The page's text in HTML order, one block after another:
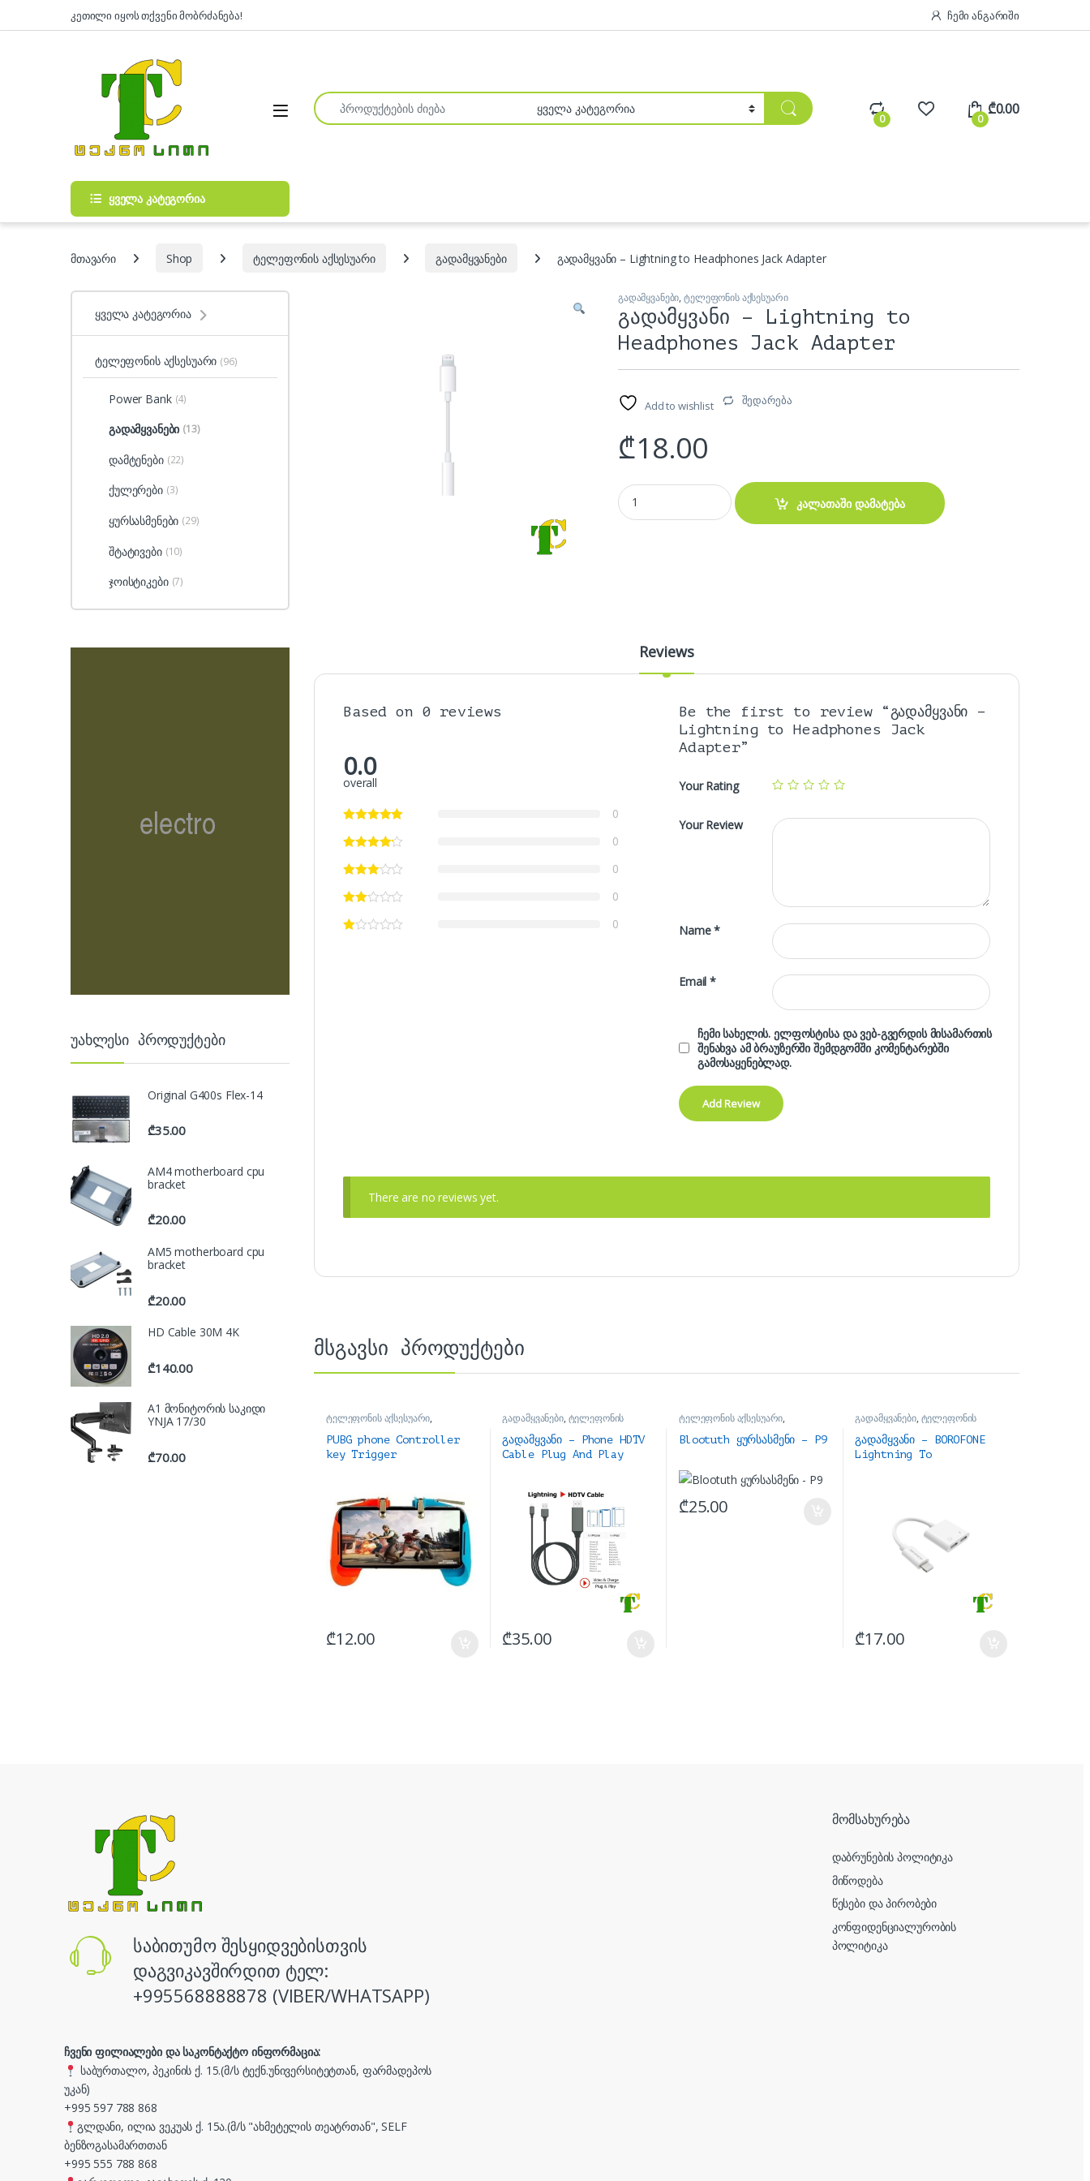
კეთილი იყოს თქვენი მობრძანება! ჩემი ანგარიში
Open
Search for:
0 0
₾0.00
ყველა კატეგორია
მთავარი Shop ტელეფონის აქსესუარი გადამყვანები გადამყვანი – Lightning to Headphones Jack Adapter
გადამყვანები,ტელეფონის აქსესუარი
გადამყვანი – Lightning to
Headphones Jack Adapter
Add to wishlist შედარება
₾18.00
გადამყვანი - Lightning to Headphones Jack Adapter quantity
კალათაში დამატება
Reviews
Based on 0 reviews
0.0
overall
0
0
0
0
0
Be the first to review “გადამყვანი –
Lightning to Headphones Jack
Adapter”
Your Rating
Your Review
Name*
Email*
ჩემი სახელის. ელფოსტისა და ვებ-გვერდის მისამართის
შენახვა ამ ბრაუზერში შემდგომში კომენტარებში
გამოსაყენებლად.
There are no reviews yet.
მსგავსი პროდუქტები
ტელეფონის აქსესუარი,
ჯოისტიკები
PUBG phone Controller
key Trigger
₾12.00
გადამყვანები, ტელეფონის
აქსესუარი
გადამყვანი – Phone HDTV
Cable Plug And Play
₾35.00
ტელეფონის აქსესუარი,
ყურსასმენები
Blootuth ყურსასმენი – P9
₾25.00
გადამყვანები, ტელეფონის
აქსესუარი
გადამყვანი – BOROFONE
Lightning To
₾17.00
ყველა კატეგორია
ტელეფონის აქსესუარი (96)
Power Bank (4)
გადამყვანები (13)
დამტენები (22)
ქულერები (3)
ყურსასმენები (29)
შტატივები (10)
ჯოისტიკები (7)
უახლესი პროდუქტები
Original G400s Flex-14
₾35.00
AM4 motherboard cpu
bracket
₾20.00
AM5 motherboard cpu
bracket
₾20.00
HD Cable 30M 4K
₾140.00
A1 მონიტორის საკიდი
YNJA 17/30
₾70.00
საბითუმო შესყიდვებისთვის
დაგვიკავშირდით ტელ:
+995568888878 (VIBER/WHATSAPP)
ჩვენი ფილიალები და საკონტაქტო ინფორმაცია:
საბურთალო, პეკინის ქ. 15.(მ/ს ტექნ.უნივერსიტეტთან, ფარმადეპოს
უკან)
+995 597 788 868
გლდანი, ილია ვეკუას ქ. 15ა.(მ/ს "ახმეტელის თეატრთან", SELF
ბენზოგასამართთან
+995 555 788 868
მომსახურება
დაბრუნების პოლიტიკა
მიწოდება
წესები და პირობები
კონფიდენციალურობის
პოლიტიკა